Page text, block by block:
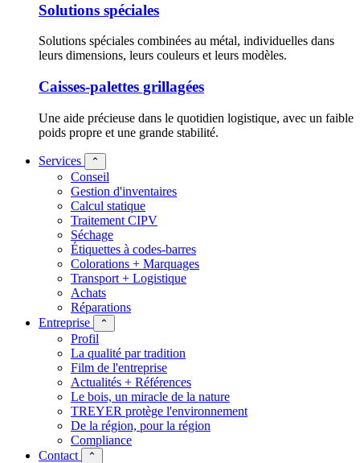
Solutions spéciales
Solutions spéciales combinées au métal, individuelles dans
leurs dimensions, leurs couleurs et leurs modèles.
Caisses-palettes grillagées
Une aide précieuse dans le quotidien logistique, avec un faible
poids propre et une grande stabilité.
Services ⌃
Conseil
Gestion d'inventaires
Calcul statique
Traitement CIPV
Séchage
Étiquettes à codes-barres
Colorations + Marquages
Transport + Logistique
Achats
Réparations
Entreprise
⌃
Profil
La qualité par tradition
Film de l'entreprise
Actualités + Références
Le bois, un miracle de la nature
TREYER protège l'environnement
De la région, pour la région
Compliance
Contact
⌃